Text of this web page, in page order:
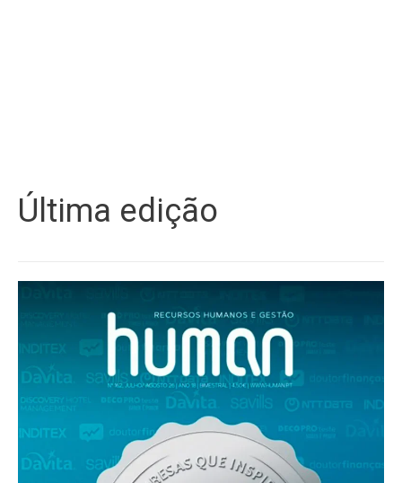
Última edição